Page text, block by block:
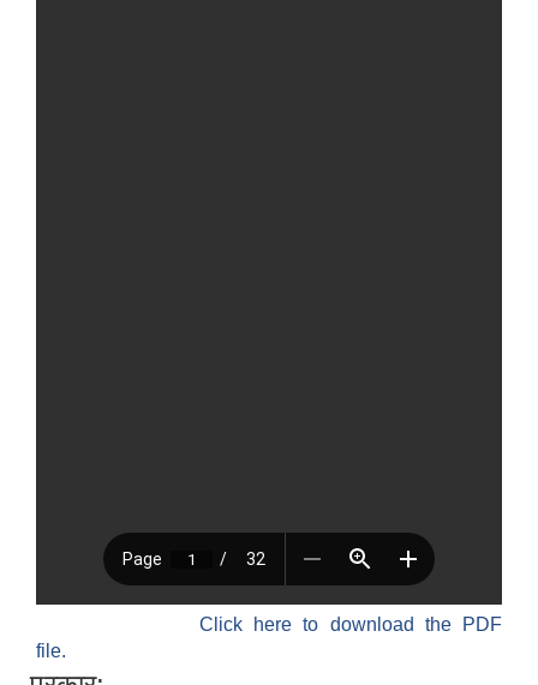
Click here to download the PDF
file.